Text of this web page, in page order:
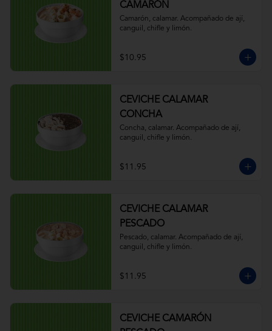
CAMARÓN
Camarón, calamar. Acompañado de ají,
canguil, chifle y limón.
$10.95
CEVICHE CALAMAR
CONCHA
Concha, calamar. Acompañado de ají,
canguil, chifle y limón.
$11.95
CEVICHE CALAMAR
PESCADO
Pescado, calamar. Acompañado de ají,
canguil, chifle y limón.
$11.95
CEVICHE CAMARÓN